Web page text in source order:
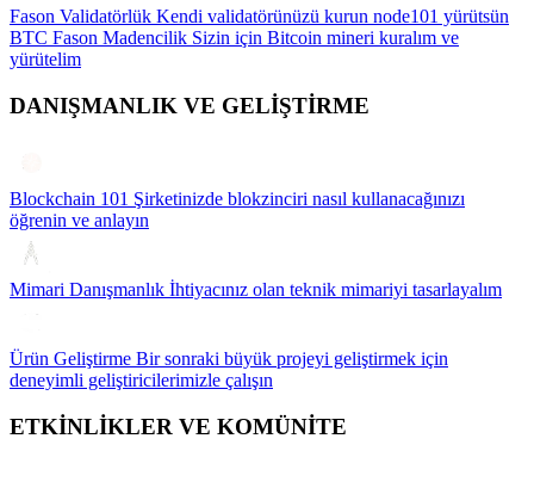
Fason Validatörlük Kendi validatörünüzü kurun node101 yürütsün
BTC Fason Madencilik Sizin için Bitcoin mineri kuralım ve
yürütelim
DANIŞMANLIK VE GELİŞTİRME
Blockchain 101 Şirketinizde blokzinciri nasıl kullanacağınızı
öğrenin ve anlayın
Mimari Danışmanlık İhtiyacınız olan teknik mimariyi tasarlayalım
Ürün Geliştirme Bir sonraki büyük projeyi geliştirmek için
deneyimli geliştiricilerimizle çalışın
ETKİNLİKLER VE KOMÜNİTE